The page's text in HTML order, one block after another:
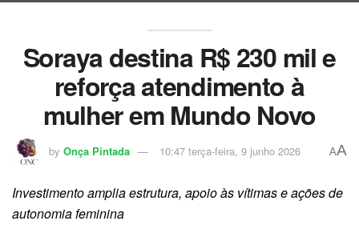
Soraya destina R$ 230 mil e
reforça atendimento à
mulher em Mundo Novo
by Onça Pintada 10:47 terça-feira, 9 junho 2026 AA
Investimento amplia estrutura, apoio às vítimas e ações de
autonomia feminina